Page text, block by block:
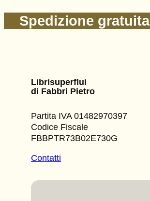
Spedizione
Librisuperflui
di Fabbri Pietro
Partita IVA 01482970397
Codice Fiscale
FBBPTR73B02E730G
Contatti